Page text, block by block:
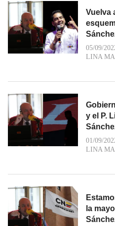
Vuelva
05/09/
LINA
y el P.
01/09/
LINA
la